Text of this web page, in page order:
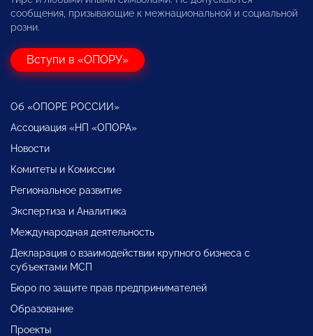
сообщения, призывающие к межнациональной и социальной
розни.
Вступи в «ОПОРУ»
Об «ОПОРЕ РОССИИ»
Ассоциация «НП «ОПОРА»
Новости
Комитеты и Комиссии
Региональное развитие
Экспертиза и Аналитика
Международная деятельность
Декларация о взаимодействии крупного бизнеса с
субъектами МСП
Бюро по защите прав предпринимателей
Образование
Проекты